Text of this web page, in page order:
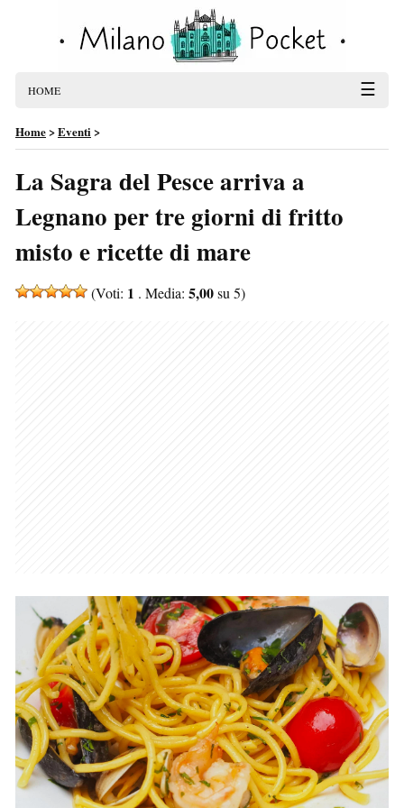
HOME ☰
Home>Eventi>
La Sagra del Pesce arriva a
Legnano per tre giorni di fritto
misto e ricette di mare
(Voti: 1 . Media: 5,00su 5)